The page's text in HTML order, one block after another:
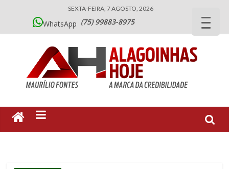
SEXTA-FEIRA, 7 AGOSTO, 2026
WhatsApp (75) 99883-8975